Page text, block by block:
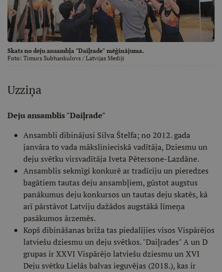
Skats no deju ansambļa "Daiļrade" mēģinājuma.
Foto: Timurs Subhankulovs / Latvijas Mediji
Uzziņa
Deju ansamblis "Daiļrade"
Ansambli dibinājusi Silva Štelfa; no 2012. gada
janvāra to vada mākslinieciskā vadītāja, Dziesmu un
deju svētku virsvadītāja Iveta Pētersone-Lazdāne.
Ansamblis sekmīgi konkurē ar tradīciju un pieredzes
bagātiem tautas deju ansambļiem, gūstot augstus
panākumus deju konkursos un tautas deju skatēs, kā
arī pārstāvot Latviju dažādos augstākā līmeņa
pasākumos ārzemēs.
Kopš dibināšanas brīža tas piedalījies visos Vispārējos
latviešu dziesmu un deju svētkos. "Daiļrades" A un D
grupas ir XXVI Vispārējo latviešu dziesmu un XVI
Deju svētku Lielās balvas ieguvējas (2018.), kas ir